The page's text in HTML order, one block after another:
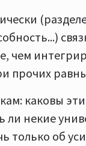
чем
прочих
каковы
ли некие
только об